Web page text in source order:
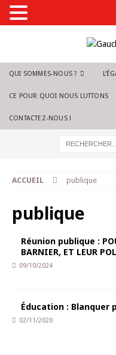
QUI SOMMES-NOUS ?
CE POUR QUOI NOUS LUTTONS
CONTACTEZ-NOUS !
ACCUEIL publique
publique
Réunion publique :
BARNIER, ET LEUR
09/10/2024
Éducation : Blanquer
02/11/2020